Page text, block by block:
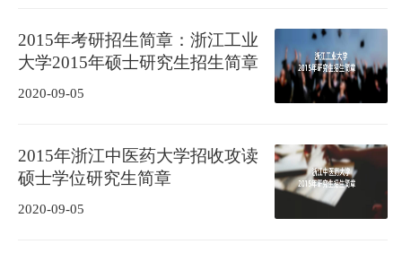
2015年考研招生简章：浙江工业
大学2015年硕士研究生招生简章
2020-09-05
2015年浙江中医药大学招收攻读
硕士学位研究生简章
2020-09-05